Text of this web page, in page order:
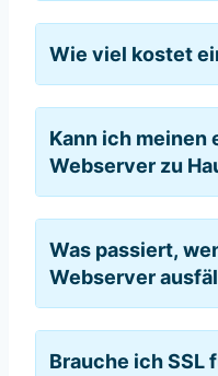
Wie viel kostet
Kann ich meinen
Webserver zu
Was passiert,
Webserver
Brauche ich SSL